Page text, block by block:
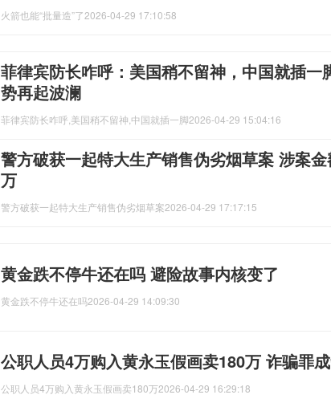
火箭也能“批量造”了2026-04-29 17:10:58
菲律宾防长咋呼：美国稍不留神，中国就插一
势再起波澜
菲律宾防长咋呼,美国稍不留神,中国就插一脚2026-04-29 15:04:16
警方破获一起特大生产销售伪劣烟草案 涉案
万
警方破获一起特大生产销售伪劣烟草案2026-04-29 17:17:15
黄金跌不停牛还在吗 避险故事内核变了
黄金跌不停牛还在吗2026-04-29 14:09:30
公职人员4万购入黄永玉假画卖180万 诈骗罪
公职人员4万购入黄永玉假画卖180万2026-04-29 16:29:18